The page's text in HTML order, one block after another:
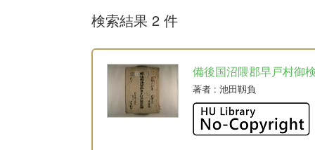
検索結果 2 件
備後国沼隈郡早戸村御
著者 : 池田靱負